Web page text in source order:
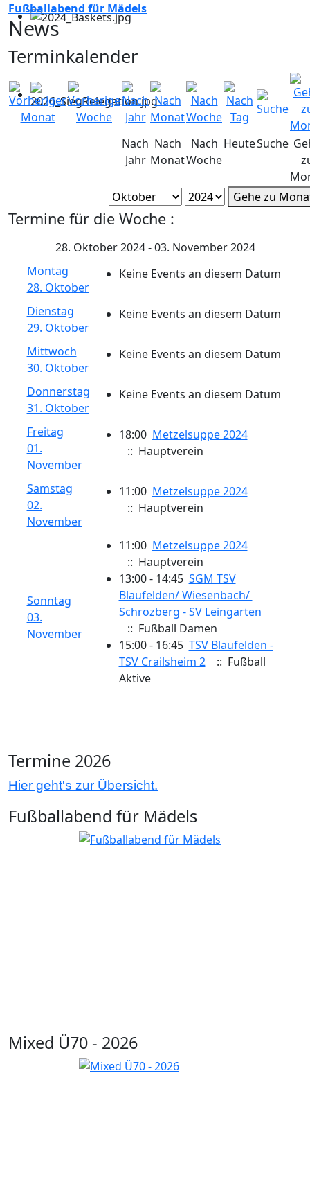
Fußballabend für Mädels
News
Terminkalender
Nach
Jahr
Nach
Monat
Nach
Woche
HeuteSuche
Gehe zu
Termine für die Woche :
28. Oktober 2024 - 03. November 2024
Montag
28. Oktober
Keine Events an diesem Datum
Dienstag
29. Oktober
Keine Events an diesem Datum
Mittwoch
30. Oktober
Keine Events an diesem Datum
Donnerstag
31. Oktober
Keine Events an diesem Datum
Freitag
01.
November
18:00 Metzelsuppe 2024
:: Hauptverein
Samstag
02.
November
11:00 Metzelsuppe 2024
:: Hauptverein
Sonntag
03.
November
11:00 Metzelsuppe 2024
:: Hauptverein
13:00 - 14:45 SGM TSV
Blaufelden/​ Wiesenbach/ ​
Schrozberg - SV Leingarten
:: Fußball Damen
15:00 - 16:45 TSV Blaufelden -
TSV Crailsheim 2
:: Fußball
Aktive
Termine 2026
Hier geht's zur Übersicht.
Fußballabend für Mädels
Mixed Ü70 - 2026